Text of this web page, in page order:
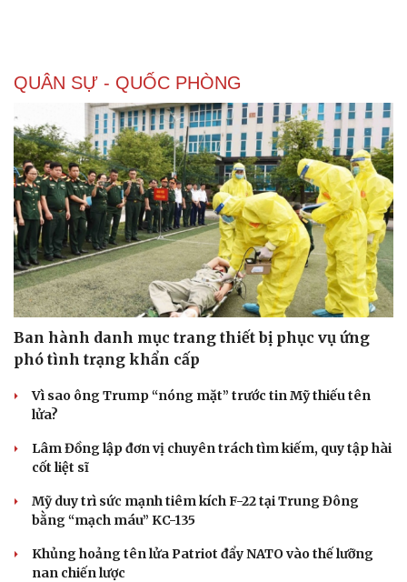
Sức khỏe
Cây thuốc
Sản phụ khoa
Nam khoa
Làm đẹp - giảm cân
Ăn sạch sống khỏe
Blog
QUÂN SỰ - QUỐC PHÒNG
Ban hành danh mục trang thiết bị phục vụ ứng
phó tình trạng khẩn cấp
Vì sao ông Trump “nóng mặt” trước tin Mỹ thiếu tên
lửa?
Lâm Đồng lập đơn vị chuyên trách tìm kiếm, quy tập hài
cốt liệt sĩ
Mỹ duy trì sức mạnh tiêm kích F-22 tại Trung Đông
bằng “mạch máu” KC-135
Khủng hoảng tên lửa Patriot đẩy NATO vào thế lưỡng
nan chiến lược